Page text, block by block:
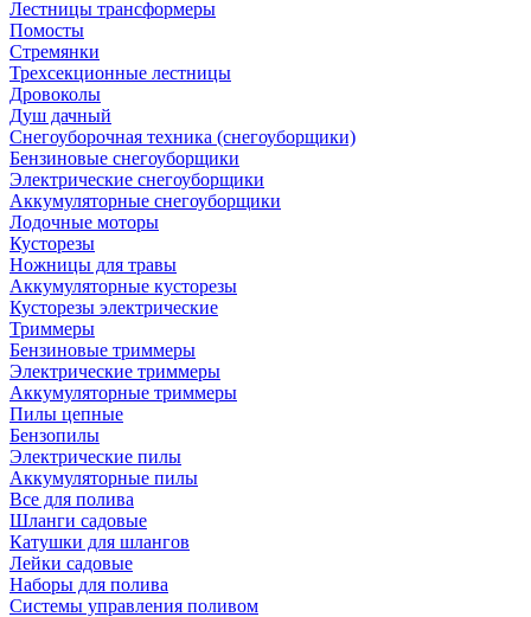
Лестницы трансформеры
Помосты
Стремянки
Трехсекционные лестницы
Дровоколы
Душ дачный
Снегоуборочная техника (снегоуборщики)
Бензиновые снегоуборщики
Электрические снегоуборщики
Аккумуляторные снегоуборщики
Лодочные моторы
Кусторезы
Ножницы для травы
Аккумуляторные кусторезы
Кусторезы электрические
Триммеры
Бензиновые триммеры
Электрические триммеры
Аккумуляторные триммеры
Пилы цепные
Бензопилы
Электрические пилы
Аккумуляторные пилы
Все для полива
Шланги садовые
Катушки для шлангов
Лейки садовые
Наборы для полива
Системы управления поливом